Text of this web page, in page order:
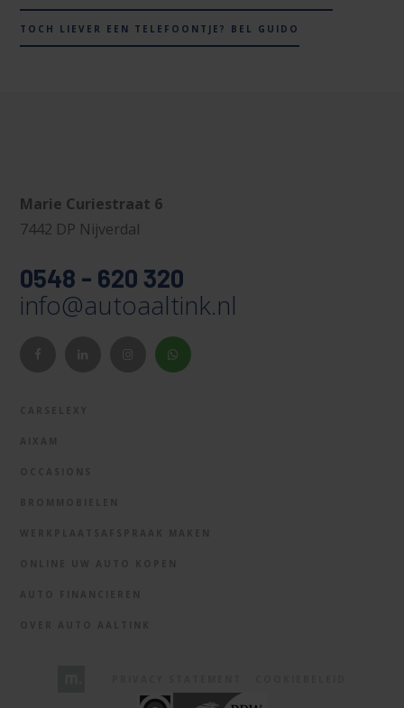
TOCH LIEVER EEN TELEFOONTJE? BEL GUIDO
Marie Curiestraat 6
7442 DP Nijverdal
0548 - 620 320
info@autoaaltink.nl